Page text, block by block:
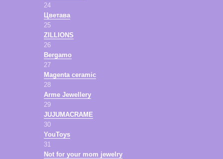
24
Цветава
25
ZILLIONS
26
Bergamo
27
Magenta ceramic
28
Arme Jewellery
29
JUJUMACRAME
30
YouToys
31
Not for your mom jewelry